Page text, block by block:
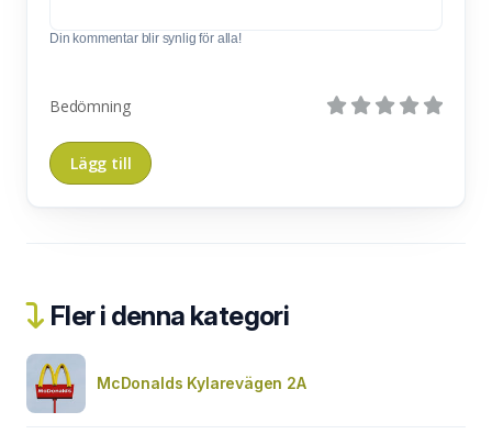
Din kommentar blir synlig för alla!
Bedömning
Fler i denna kategori
McDonalds Kylarevägen 2A